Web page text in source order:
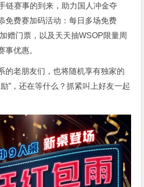
链赛事的到来，助力国人冲金夺
免费赛加码活动：每日多场免费
赠门票，以及天天抽WSOP限量周
优惠。
的老朋友们，也将随机享有独家的
”，还在等什么？抓紧叫上好友一起